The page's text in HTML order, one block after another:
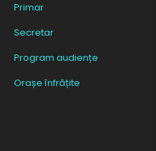
Primar
Secretar
Program audiențe
Orașe înfrățite